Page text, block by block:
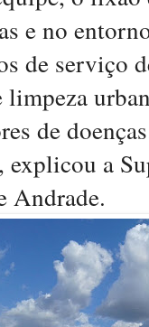
e no
de serviço
de
a
Andrade.